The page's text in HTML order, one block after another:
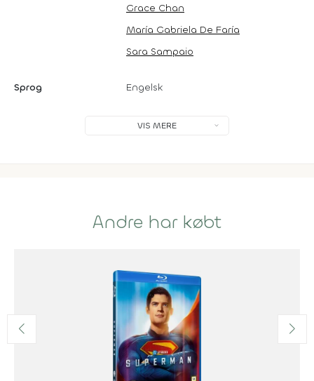
Grace Chan
María Gabriela De Faría
Sara Sampaio
Sprog Engelsk
VIS MERE
Andre har købt